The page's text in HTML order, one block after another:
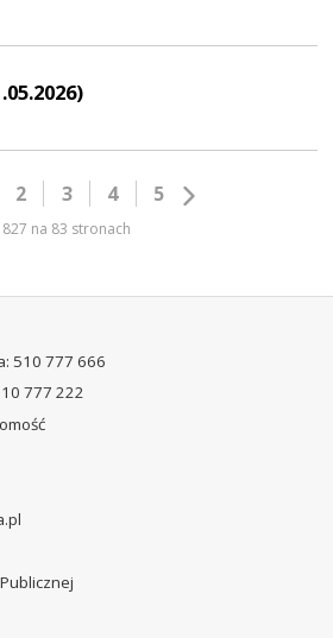
2 3 4 5
827 na 83 stronach
510 777 666
777 222